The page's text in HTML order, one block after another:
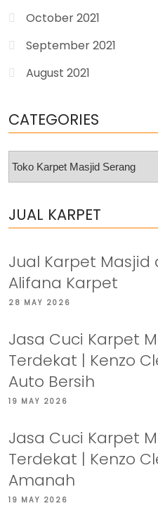
October 2021
September 2021
August 2021
CATEGORIES
Categories
JUAL KARPET
Jual Karpet Masjid
Alifana Karpet
28 MAY 2026
Jasa Cuci Karpet
Terdekat | Kenzo
Auto Bersih
19 MAY 2026
Jasa Cuci Karpet
Terdekat | Kenzo
Amanah
19 MAY 2026